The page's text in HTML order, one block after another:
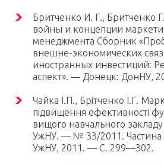
Бритченко И. Г., Бритченко
войны и концепции
менеджмента Сборник
внешне-экономических
иностранных инвестиций:
аспект». — Донецк: ДонНУ,
Чайка І.П., Брітченко І.Г.
підвищення ефективності
вищого навчального
УжНУ. — № 33/2011. Частина
УжНУ, 2011. — С. 299—302.